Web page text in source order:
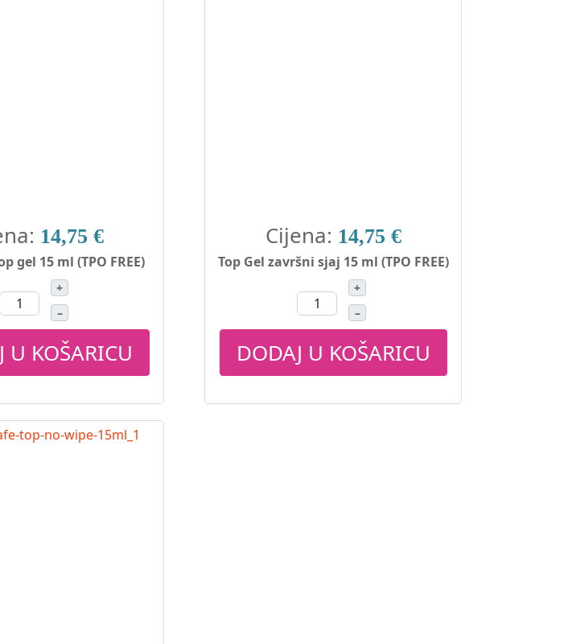
14,75 €
gel 15 ml (TPO FREE)
+
–
U KOŠARICU
Cijena: 14,75 €
Top Gel završni sjaj 15 ml (TPO FREE)
+
–
DODAJ U KOŠARICU